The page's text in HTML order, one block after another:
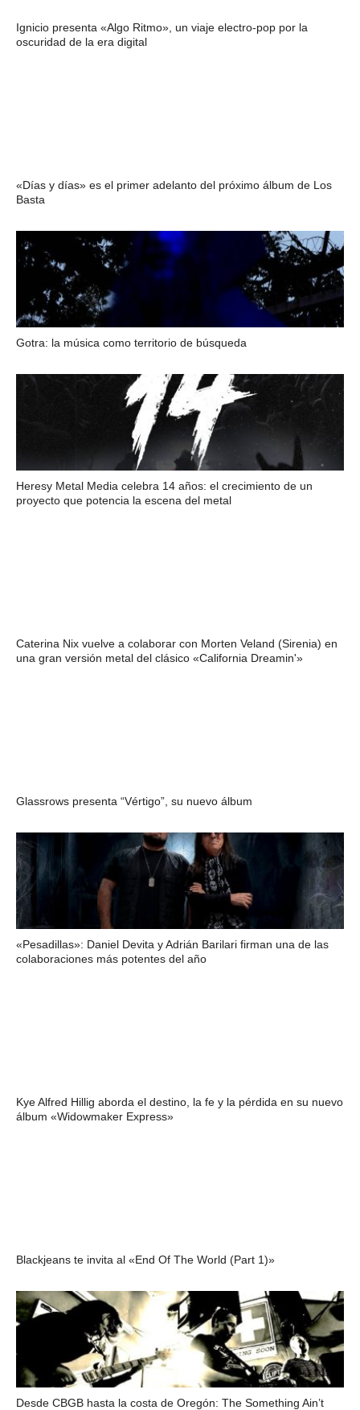
Ignicio presenta «Algo Ritmo», un viaje electro-pop por la
oscuridad de la era digital
«Días y días» es el primer adelanto del próximo álbum de Los
Basta
Gotra: la música como territorio de búsqueda
Heresy Metal Media celebra 14 años: el crecimiento de un
proyecto que potencia la escena del metal
Caterina Nix vuelve a colaborar con Morten Veland (Sirenia) en
una gran versión metal del clásico «California Dreamin'»
Glassrows presenta “Vértigo”, su nuevo álbum
«Pesadillas»: Daniel Devita y Adrián Barilari firman una de las
colaboraciones más potentes del año
Kye Alfred Hillig aborda el destino, la fe y la pérdida en su nuevo
álbum «Widowmaker Express»
Blackjeans te invita al «End Of The World (Part 1)»
Desde CBGB hasta la costa de Oregón: The Something Ain’t